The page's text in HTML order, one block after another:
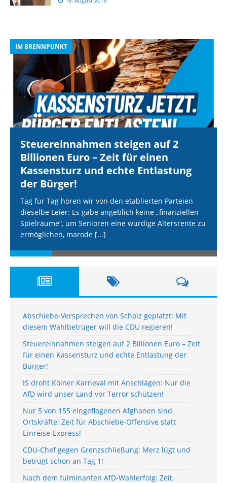
IM BRENNPUNKT
Steuereinnahmen steigen auf 2
Billionen Euro – Zeit für einen
Kassensturz und echte Entlastung
der Bürger!
Tag für Tag hören wir von den etablierten Parteien
dieselbe Leier: Es gäbe angeblich keine „finanziellen
Spielräume“, um Senioren eine würdige Altersrente zu
ermöglichen, marode [...]
Abschiebe-Versprechen von Scholz geplatzt: Mit
diesem Wahlbetrüger will die CDU regieren!
Steuereinnahmen steigen auf 2 Billionen Euro – Zeit
für einen Kassensturz und echte Entlastung der
Bürger!
IS droht Kölner Karneval mit Anschlägen: Nur die
AfD wird unser Land vor Terror schützen!
Nur 5 von 155 eingeflogenen Afghanen sind
Ortskräfte: Zeit für Abschiebe-Offensive statt
Einreise-Express!
CDU-Chef gegen Grenzschließung: Merz lügt und
betrügt schon an Tag 1!
Nach dem fulminanten AfD-Wahlerfolg: Zeit,